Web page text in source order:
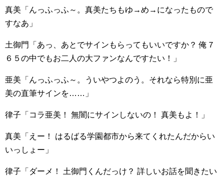
真美「んっふっふ～。真美たちもゆ→め→になったもので
すなあ」
土御門「あっ、あとでサインもらってもいいですか？ 俺７
６５の中でもお二人の大ファンなんですたい！」
亜美「んっふっふ～。ういやつよのう。それなら特別に亜
美の直筆サインを……」
律子「コラ亜美！ 無闇にサインしないの！ 真美もよ！」
真美「えー！ はるばる学園都市から来てくれたんだからい
いっしょー」
律子「ダーメ！ 土御門くんだっけ？ 詳しいお話を聞きたい